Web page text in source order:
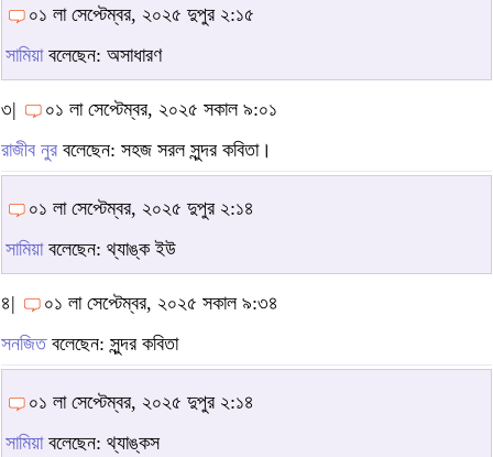
০১ লা সেপ্টেম্বর, ২০২৫ দুপুর ২:১৫
সামিয়াবলেছেন: অসাধারণ
৩|
০১ লা সেপ্টেম্বর, ২০২৫ সকাল ৯:০১
রাজীব নুর বলেছেন: সহজ সরল সুন্দর কবিতা।
০১ লা সেপ্টেম্বর, ২০২৫ দুপুর ২:১৪
সামিয়াবলেছেন: থ্যাঙ্ক ইউ
৪|
০১ লা সেপ্টেম্বর, ২০২৫ সকাল ৯:৩৪
সনজিতবলেছেন: সুন্দর কবিতা
০১ লা সেপ্টেম্বর, ২০২৫ দুপুর ২:১৪
সামিয়াবলেছেন: থ্যাঙ্কস